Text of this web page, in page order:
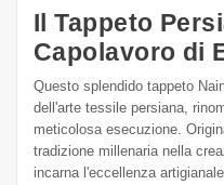
Il Tappeto
Capolavoro di
Questo splendido tappeto
dell'arte tessile persiana,
meticolosa esecuzione.
tradizione millenaria nella
incarna l'eccellenza artigianale.